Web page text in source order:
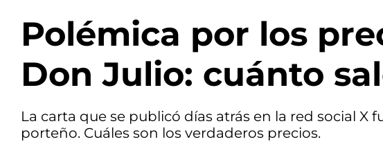
Polémica por los
Don Julio: cuánto
La carta que se publicó días atrás en la red social
porteño. Cuáles son los verdaderos precios.